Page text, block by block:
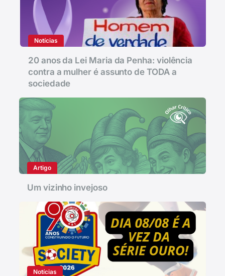
Notícias
20 anos da Lei Maria da Penha: violência
contra a mulher é assunto de TODA a
sociedade
Artigo
Um vizinho invejoso
Notícias